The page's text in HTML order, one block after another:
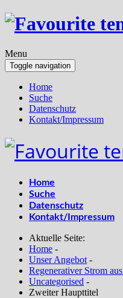
Menu
Toggle navigation
Home
Suche
Datenschutz
Kontakt/Impressum
Home
Suche
Datenschutz
Kontakt/Impressum
Aktuelle Seite:
Home -
Unser Angebot -
Regenerativer Strom
Uncategorised -
Zweiter Haupttitel